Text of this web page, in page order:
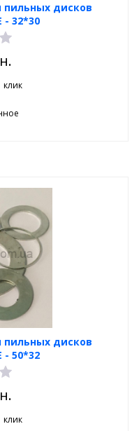
пильных дисков
- 32*30
клик
пильных дисков
- 50*32
клик